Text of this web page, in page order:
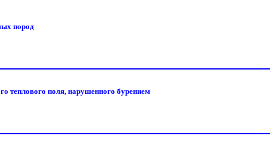
пород
теплового поля, нарушенного бурением